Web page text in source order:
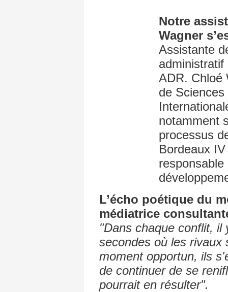
Notre
Wagner
Assistante
ADR. Chloé
de
notamment
processus
Bordeaux
L’écho poétique du
médiatrice
"Dans chaque conflit, il
secondes où les
moment opportun, ils
de continuer de se
pourrait en résulter".